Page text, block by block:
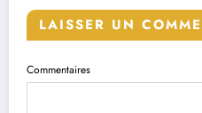
LAISSER UN
Commentaires